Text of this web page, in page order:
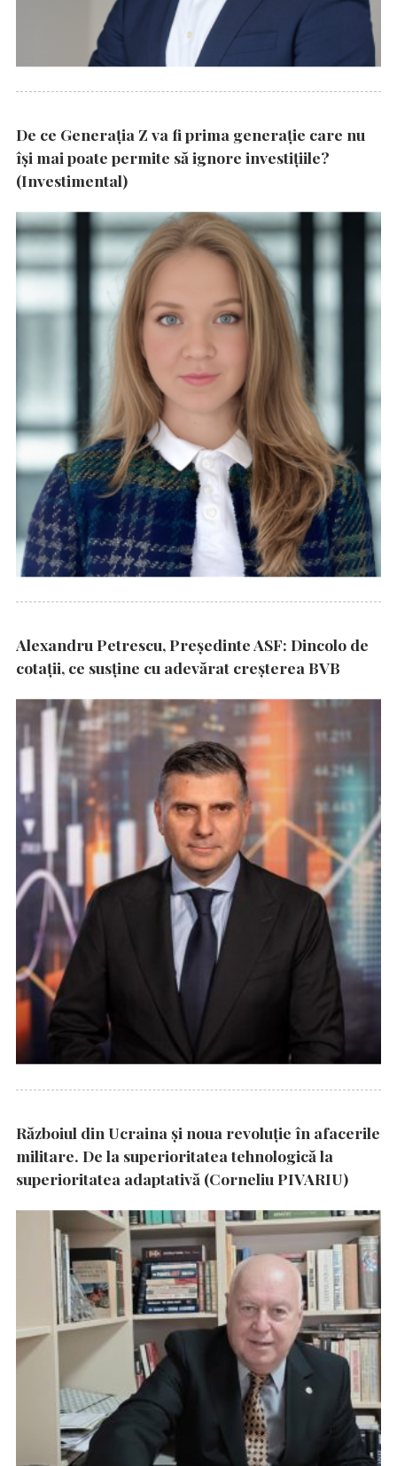
De ce Generația Z va fi prima generație care nu
își mai poate permite să ignore investițiile?
(Investimental)
Alexandru Petrescu, Președinte ASF: Dincolo de
cotații, ce susține cu adevărat creșterea BVB
Războiul din Ucraina și noua revoluție în afacerile
militare. De la superioritatea tehnologică la
superioritatea adaptativă (Corneliu PIVARIU)